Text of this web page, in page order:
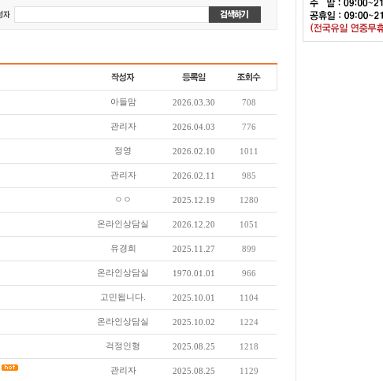
아들맘 2026.03.30 708
관리자 2026.04.03 776
정영 2026.02.10 1011
관리자 2026.02.11 985
ㅇㅇ 2025.12.19 1280
온라인상담실 2026.12.20 1051
유경희 2025.11.27 899
온라인상담실 1970.01.01 966
고민됩니다. 2025.10.01 1104
온라인상담실 2025.10.02 1224
걱정인형 2025.08.25 1218
관리자 2025.08.25 1129